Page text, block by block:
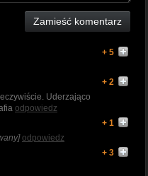
Zamieść komentarz
+ 5
+ 2
Uderzająco
odpowiedz
+ 1
odpowiedz
+ 3